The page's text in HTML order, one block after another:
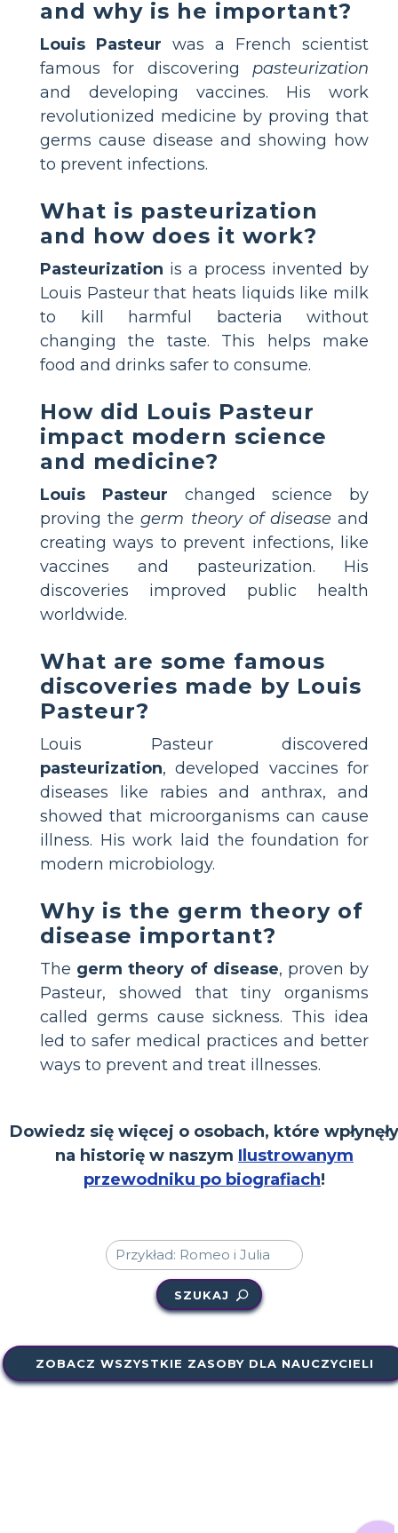
and why is he important?
Louis Pasteur was a French scientist
famous for discovering pasteurization
and developing vaccines. His work
revolutionized medicine by proving that
germs cause disease and showing how
to prevent infections.
What is pasteurization
and how does it work?
Pasteurization is a process invented by
Louis Pasteur that heats liquids like milk
to kill harmful bacteria without
changing the taste. This helps make
food and drinks safer to consume.
How did Louis Pasteur
impact modern science
and medicine?
Louis Pasteur changed science by
proving thegerm theory of disease and
creating ways to prevent infections, like
vaccines and pasteurization. His
discoveries improved public health
worldwide.
What are some famous
discoveries made by Louis
Pasteur?
Louis Pasteur discovered
pasteurization, developed vaccines for
diseases like rabies and anthrax, and
showed that microorganisms can cause
illness. His work laid the foundation for
modern microbiology.
Why is the germ theory of
disease important?
The germ theory of disease, proven by
Pasteur, showed that tiny organisms
called germs cause sickness. This idea
led to safer medical practices and better
ways to prevent and treat illnesses.
Dowiedz się więcej o osobach, które wpłynęły
na historię w naszym Ilustrowanym
przewodniku po biografiach!
SZUKAJ
ZOBACZ WSZYSTKIE ZASOBY DLA NAUCZYCIELI